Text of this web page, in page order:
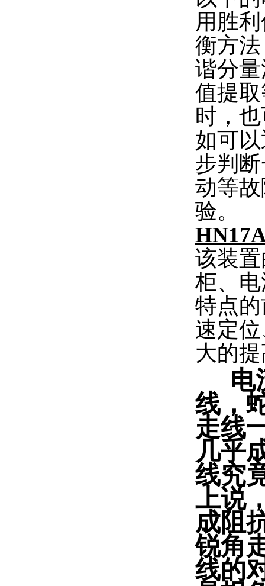
用胜
衡方
谐分
值提
时，
如可
步判
动等
验。
该装
柜、
特点
速定
大的
电
线，
走线
几乎
线究
上说
成阻
锐角
线的